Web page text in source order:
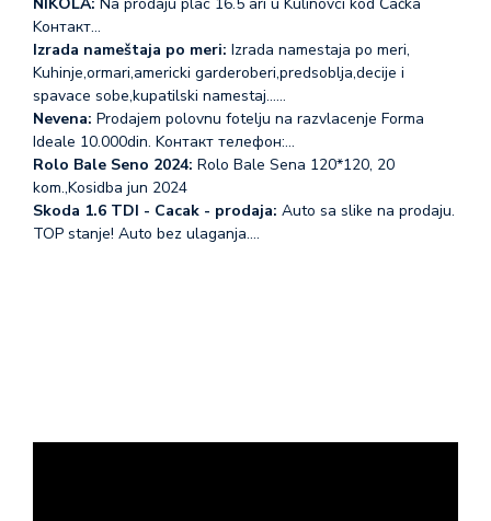
Koнтакт…
Izrada nameštaja po meri: Izrada namestaja po meri,
Kuhinje,ormari,americki garderoberi,predsoblja,decije i
spavace sobe,kupatilski namestaj...…
Nevena: Prodajem polovnu fotelju na razvlacenje Forma
Ideale 10.000din. Koнтакт телефон:…
Rolo Bale Seno 2024: Rolo Bale Sena 120*120, 20
kom.,Kosidba jun 2024
Skoda 1.6 TDI - Cacak - prodaja: Auto sa slike na prodaju.
TOP stanje! Auto bez ulaganja.…